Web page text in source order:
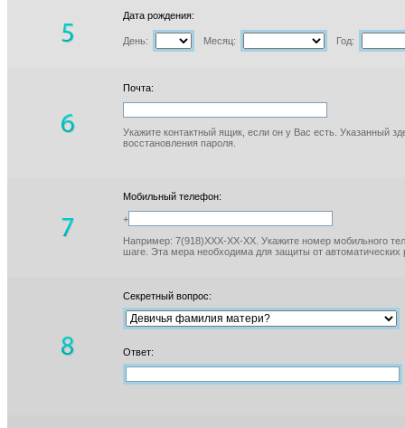
Дата рождения:
День: Месяц: Год:
Почта:
Укажите контактный ящик, если он у Вас есть. Указанный
восстановления пароля.
Мобильный телефон:
+
Например: 7(918)XXX-XX-XX. Укажите номер мобильного
шаге. Эта мера необходима для защиты от автоматических
Секретный вопрос:
Ответ: